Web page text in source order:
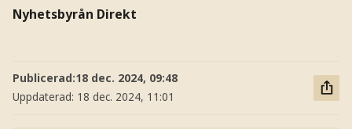
Nyhetsbyrån Direkt
Publicerad:18 dec. 2024, 09:48
Uppdaterad: 18 dec. 2024, 11:01